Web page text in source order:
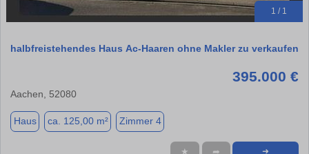
1 / 1
halbfreistehendes Haus Ac-Haaren ohne Makler zu verkaufen
395.000 €
Aachen, 52080
Haus ca. 125,00 m² Zimmer 4
★ ➦ ➜